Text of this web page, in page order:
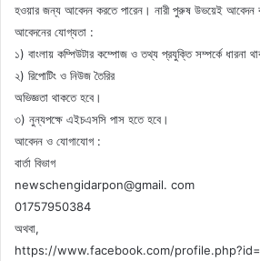
হওয়ার জন্য আবেদন করতে পারেন। নারী পুরুষ উভয়েই আবেদন
আবেদনের যোগ্যতা :
১) বাংলায় কম্পিউটার কম্পোজ ও তথ্য প্রযুক্তি সম্পর্কে ধারনা
২) রিপোটিং ও নিউজ তৈরির
অভিজ্ঞতা থাকতে হবে।
৩) নুন্যপক্ষে এইচএসসি পাস হতে হবে।
আবেদন ও যোগাযোগ :
বার্তা বিভাগ
newschengidarpon@gmail. com
01757950384
অথবা,
https://www.facebook.com/